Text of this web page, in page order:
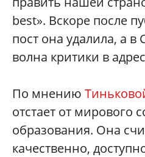
best». Вскоре после
пост она удалила, а в
волна критики в
По мнению
отстает от мирового
образования. Она
качественно,